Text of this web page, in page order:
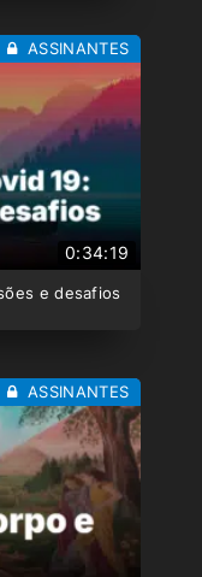
0:34:19
e desafios
ASSINANTES
ASSINANTES